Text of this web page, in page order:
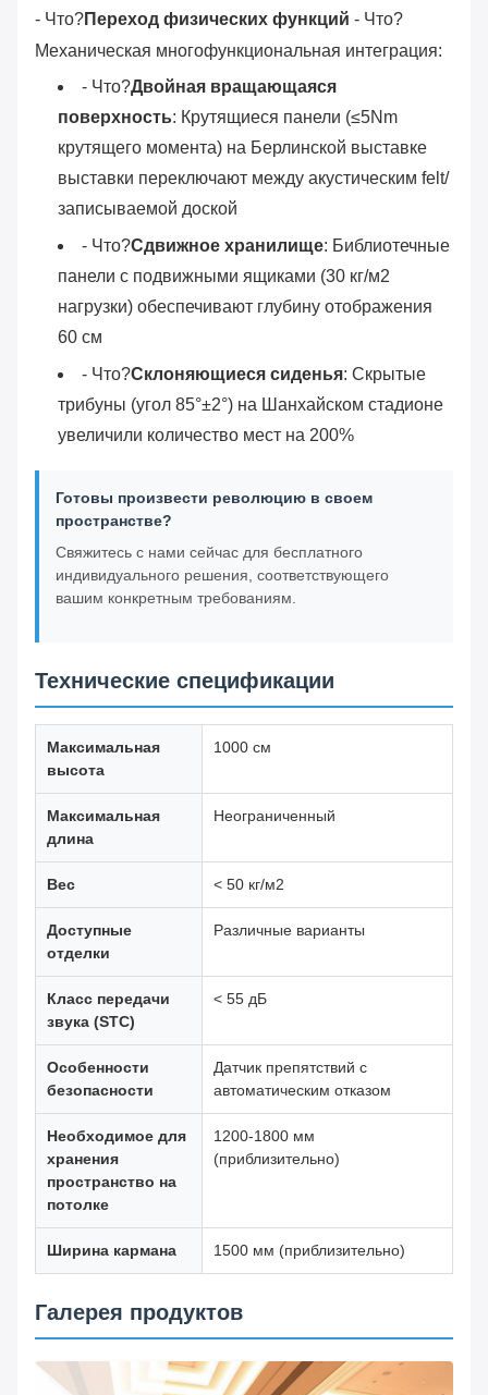
- Что?Переход физических функций - Что?
Механическая многофункциональная интеграция:
- Что?Двойная вращающаяся
поверхность: Крутящиеся панели (≤5Nm
крутящего момента) на Берлинской выставке
выставки переключают между акустическим felt/
записываемой доской
- Что?Сдвижное хранилище: Библиотечные
панели с подвижными ящиками (30 кг/м2
нагрузки) обеспечивают глубину отображения
60 см
- Что?Склоняющиеся сиденья: Скрытые
трибуны (угол 85°±2°) на Шанхайском стадионе
увеличили количество мест на 200%
Готовы произвести революцию в своем
пространстве?
Свяжитесь с нами сейчас для бесплатного
индивидуального решения, соответствующего
вашим конкретным требованиям.
Технические спецификации
Максимальная
высота
1000 см
Максимальная
длина
Неограниченный
Вес < 50 кг/м2
Доступные
отделки
Различные варианты
Класс передачи
звука (STC)
< 55 дБ
Особенности
безопасности
Датчик препятствий с
автоматическим отказом
Необходимое для
хранения
пространство на
потолке
1200-1800 мм
(приблизительно)
Ширина кармана 1500 мм (приблизительно)
Галерея продуктов